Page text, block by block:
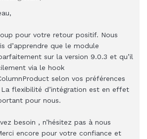
pour votre retour positif. Nous
d’apprendre que le module
sur la version 9.0.3 et qu’il
via le hook
selon vos préférences
La flexibilité d’intégration est en effet
pour nous.
besoin , n’hésitez pas à nous
encore pour votre confiance et